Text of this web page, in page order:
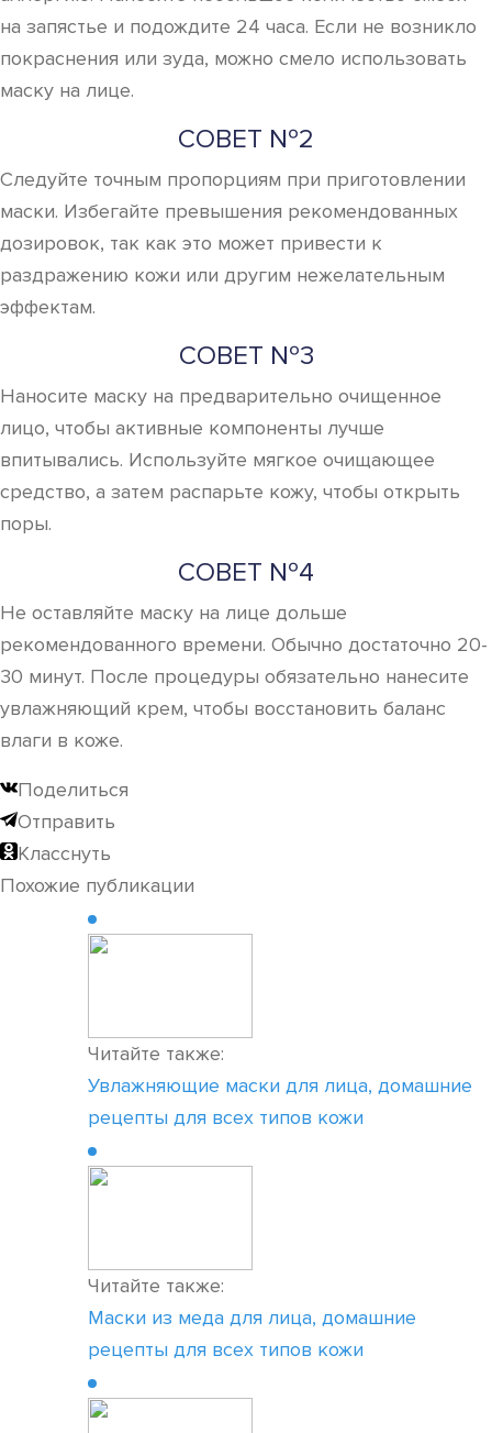
на запястье и подождите 24 часа. Если не возникло
покраснения или зуда, можно смело использовать
маску на лице.
СОВЕТ №2
Следуйте точным пропорциям при приготовлении
маски. Избегайте превышения рекомендованных
дозировок, так как это может привести к
раздражению кожи или другим нежелательным
эффектам.
СОВЕТ №3
Наносите маску на предварительно очищенное
лицо, чтобы активные компоненты лучше
впитывались. Используйте мягкое очищающее
средство, а затем распарьте кожу, чтобы открыть
поры.
СОВЕТ №4
Не оставляйте маску на лице дольше
рекомендованного времени. Обычно достаточно 20-
30 минут. После процедуры обязательно нанесите
увлажняющий крем, чтобы восстановить баланс
влаги в коже.
Поделиться
Отправить
Класснуть
Похожие публикации
Читайте также:
Увлажняющие маски для лица, домашние
рецепты для всех типов кожи
Читайте также:
Маски из меда для лица, домашние
рецепты для всех типов кожи